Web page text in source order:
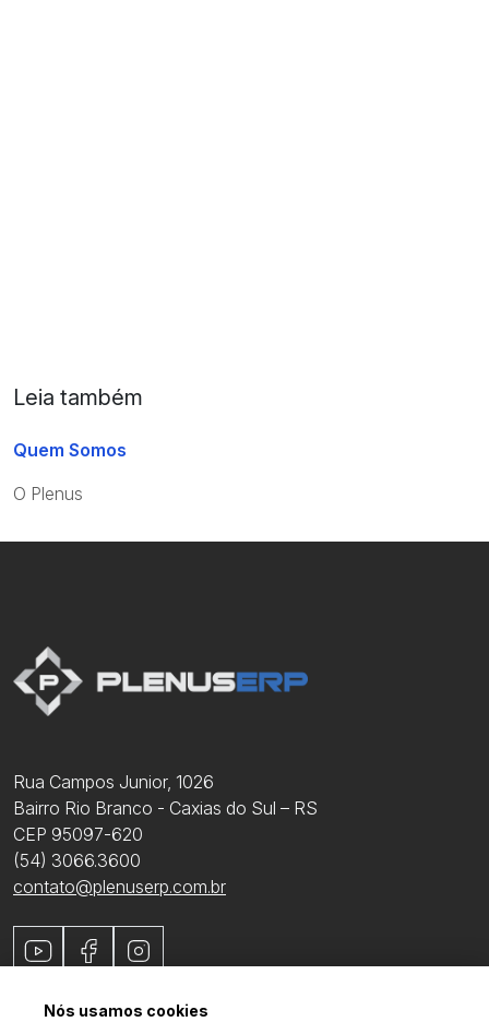
Leia também
Quem Somos
O Plenus
Rua Campos Junior, 1026
Bairro Rio Branco - Caxias do Sul – RS
CEP 95097-620
(54) 3066.3600
contato@plenuserp.com.br
YoutubeFacebookInstagram
Nós usamos cookies